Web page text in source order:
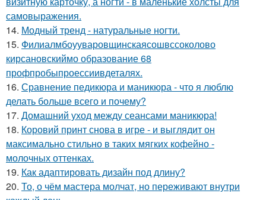
самовыражения.
14. Модный тренд - натуральные ногти.
15. Филиалмбоууваровщинскаясошвссоколово
кирсановскиймо образование 68
профпробыпроессиивдеталях.
16. Сравнение педикюра и маникюра - что я люблю
делать больше всего и почему?
17. Домашний уход между сеансами маникюра!
18. Коровий принт снова в игре - и выглядит он
максимально стильно в таких мягких кофейно -
молочных оттенках.
19. Как адаптировать дизайн под длину?
20. То, о чём мастера молчат, но переживают внутри